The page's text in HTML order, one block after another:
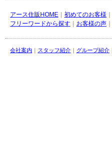
アース住販HOME 初めてのお客様
フリーワードから探す
お客様の声
会社案内 スタッフ紹介 グループ紹介